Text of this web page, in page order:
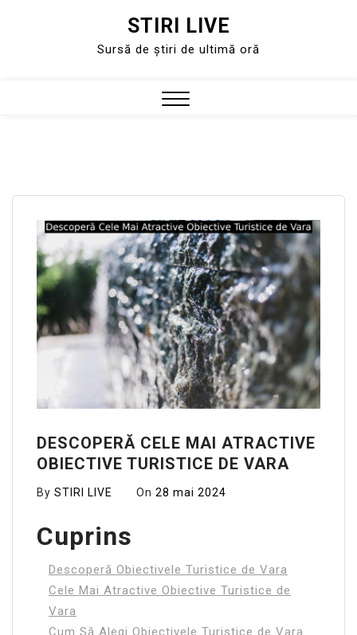
STIRI LIVE
Sursă de știri de ultimă oră
DESCOPERĂ CELE MAI ATRACTIVE
OBIECTIVE TURISTICE DE VARA
By STIRI LIVE On 28 mai 2024
Cuprins
Descoperă Obiectivele Turistice de Vara
Cele Mai Atractive Obiective Turistice de
Vara
Cum Să Alegi Obiectivele Turistice de Vara